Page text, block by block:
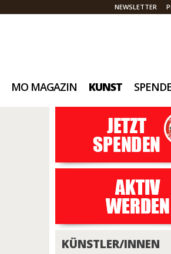
NEWSLETTER
MO MAGAZIN KUNST
KÜNSTLER/INNEN